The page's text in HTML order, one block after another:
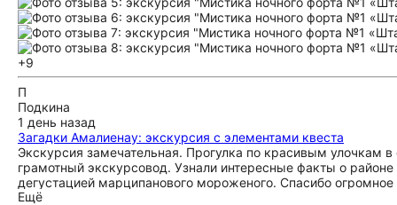
+9
П
Подкина
1 день назад
Загадки Амалиенау: экскурсия с элементами квеста
Экскурсия замечательная. Прогулка по красивым улочкам
грамотный экскурсовод. Узнали интересные факты о
дегустацией марципанового мороженого. Спасибо
Ещё